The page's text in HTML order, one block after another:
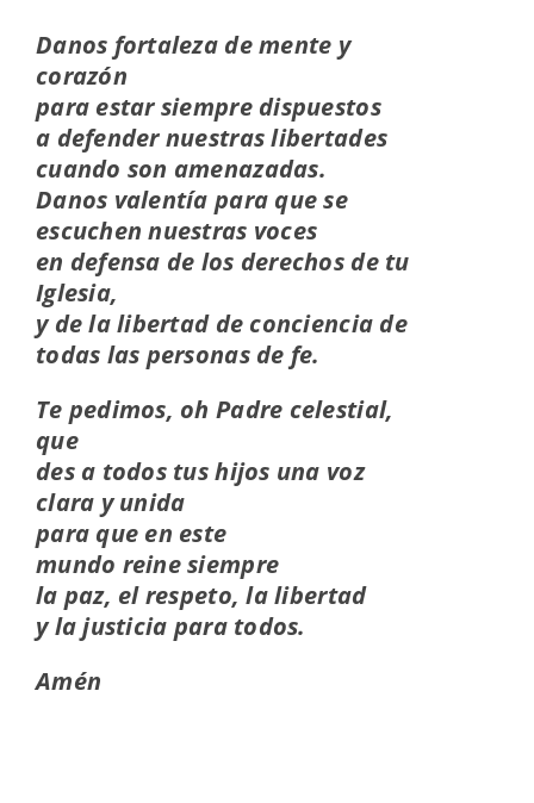
Danos fortaleza de mente y
corazón
para estar siempre dispuestos
a defender nuestras libertades
cuando son amenazadas.
Danos valentía para que se
escuchen nuestras voces
en defensa de los derechos de tu
Iglesia,
y de la libertad de conciencia de
todas las personas de fe.
Te pedimos, oh Padre celestial,
que
des a todos tus hijos una voz
clara y unida
para que en este
mundo reine siempre
la paz, el respeto, la libertad
y la justicia para todos.
Amén